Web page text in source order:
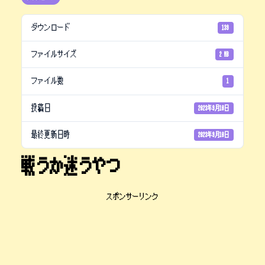
ダウンロード 139
ファイルサイズ 2 MB
ファイル数 1
投稿日 2023年9月10日
最終更新日時 2023年9月10日
戦うか迷うやつ
スポンサーリンク